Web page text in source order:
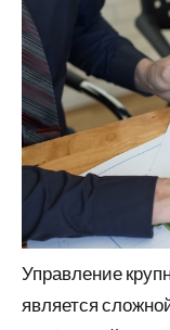
Управление
является